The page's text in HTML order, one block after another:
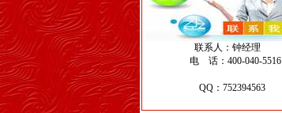
联系人：钟经理
电 话：400-040-5516
QQ：752394563